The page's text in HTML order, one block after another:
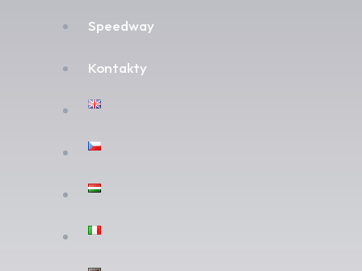
Speedway
Kontakty